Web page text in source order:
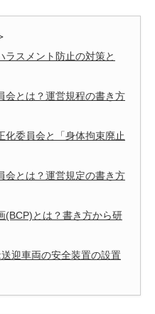
ラスメント防止の対策と
会とは？運営規程の書き方
化委員会と「身体拘束廃止
会とは？運営規定の書き方
(BCP)とは？書き方から研
迎車両の安全装置の設置